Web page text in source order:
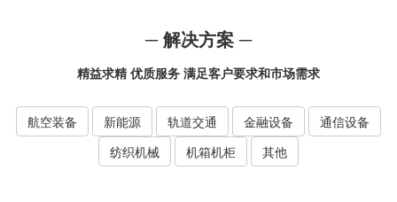
─ 解决方案 ─
精益求精 优质服务 满足客户要求和市场需求
航空装备 新能源 轨道交通 金融设备
通信设备
纺织机械
机箱机柜 其他